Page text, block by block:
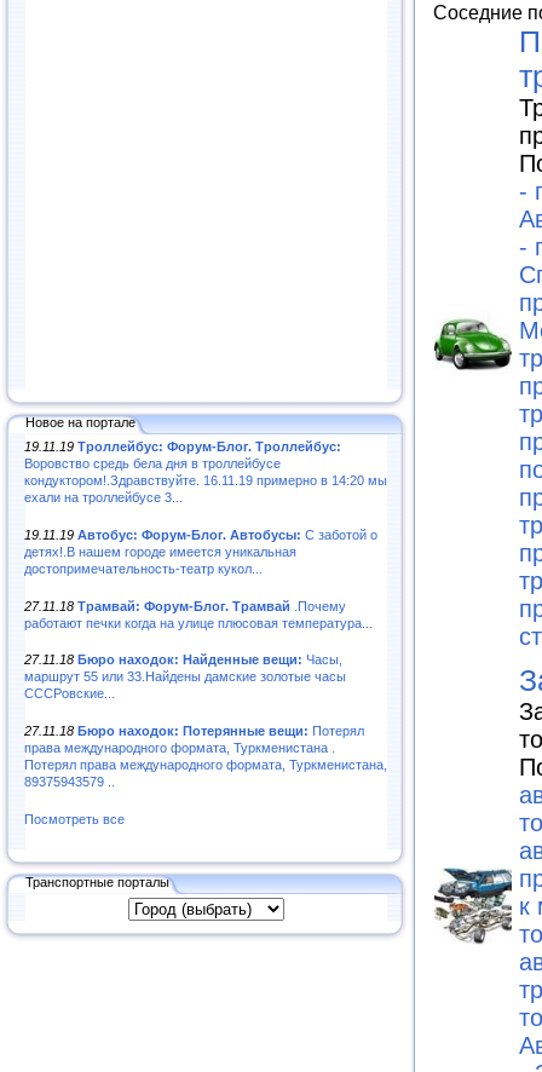
Новое на портале
19.11.19 Троллейбус: Форум-Блог. Троллейбус:
Воровство средь бела дня в троллейбусе
кондуктором!.Здравствуйте. 16.11.19 примерно в 14:20 мы
ехали на троллейбусе 3...
19.11.19 Автобус: Форум-Блог. Автобусы: С заботой о
детях!.В нашем городе имеется уникальная
достопримечательность-театр кукол...
27.11.18 Трамвай: Форум-Блог. Трамвай .Почему
работают печки когда на улице плюсовая температура...
27.11.18 Бюро находок: Найденные вещи: Часы,
маршрут 55 или 33.Найдены дамские золотые часы
СССРовские...
27.11.18 Бюро находок: Потерянные вещи: Потерял
права международного формата, Туркменистана .
Потерял права международного формата, Туркменистана,
89375943579 ..
Посмотреть все
Транспортные порталы
Соседние
-
-
к